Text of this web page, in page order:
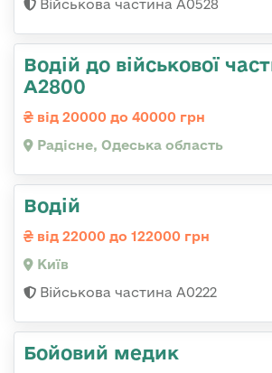
Військова частина А0528
Водій до військової
А2800
від 20000 до 40000 грн
Радісне, Одеська область
Водій
від 22000 до 122000 грн
Київ
Військова частина А0222
Бойовий медик